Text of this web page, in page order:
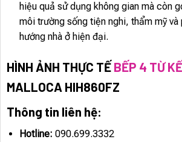
hiệu quả sử dụng không gian mà còn
môi trường sống tiện nghi, thẩm mỹ và
hướng nhà ở hiện đại.
HÌNH ẢNH THỰC TẾ BẾP 4 TỪ
MALLOCA HIH860FZ
Thông tin liên hệ:
Hotline: 090.699.3332